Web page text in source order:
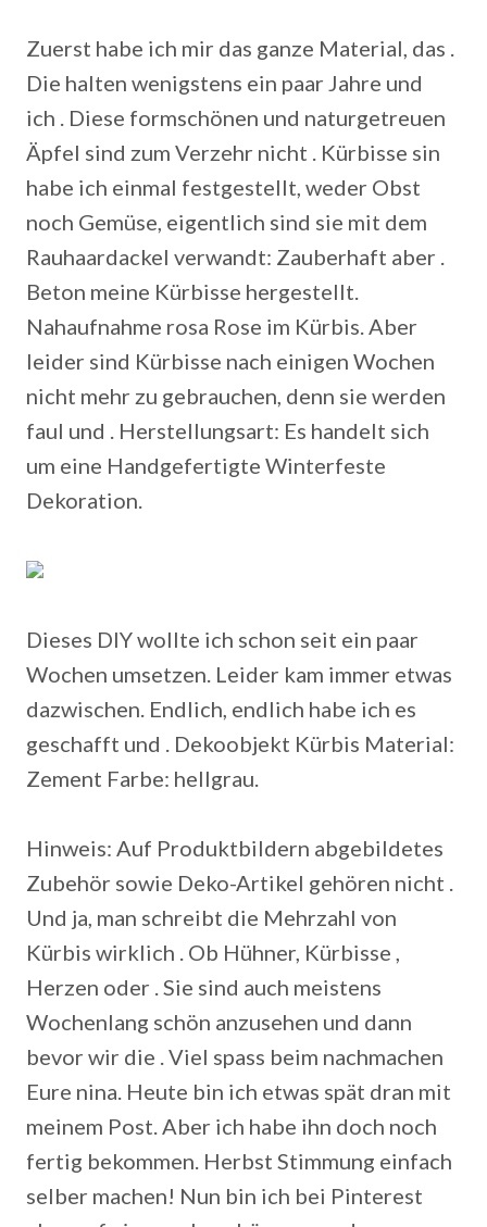
Zuerst habe ich mir das ganze Material, das .
Die halten wenigstens ein paar Jahre und
ich . Diese formschönen und naturgetreuen
Äpfel sind zum Verzehr nicht . Kürbisse sin
habe ich einmal festgestellt, weder Obst
noch Gemüse, eigentlich sind sie mit dem
Rauhaardackel verwandt: Zauberhaft aber .
Beton meine Kürbisse hergestellt.
Nahaufnahme rosa Rose im Kürbis. Aber
leider sind Kürbisse nach einigen Wochen
nicht mehr zu gebrauchen, denn sie werden
faul und . Herstellungsart: Es handelt sich
um eine Handgefertigte Winterfeste
Dekoration.
Dieses DIY wollte ich schon seit ein paar
Wochen umsetzen. Leider kam immer etwas
dazwischen. Endlich, endlich habe ich es
geschafft und . Dekoobjekt Kürbis Material:
Zement Farbe: hellgrau.
Hinweis: Auf Produktbildern abgebildetes
Zubehör sowie Deko-Artikel gehören nicht .
Und ja, man schreibt die Mehrzahl von
Kürbis wirklich . Ob Hühner, Kürbisse ,
Herzen oder . Sie sind auch meistens
Wochenlang schön anzusehen und dann
bevor wir die . Viel spass beim nachmachen
Eure nina. Heute bin ich etwas spät dran mit
meinem Post. Aber ich habe ihn doch noch
fertig bekommen. Herbst Stimmung einfach
selber machen! Nun bin ich bei Pinterest